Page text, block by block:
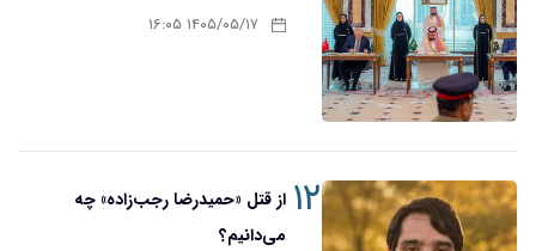
۱۴۰۵/۰۵/۱۷ ۱۶:۰۵
۱۲از قتل «حمیدرضا رجب‌زاده» چه
می‌دانیم؟